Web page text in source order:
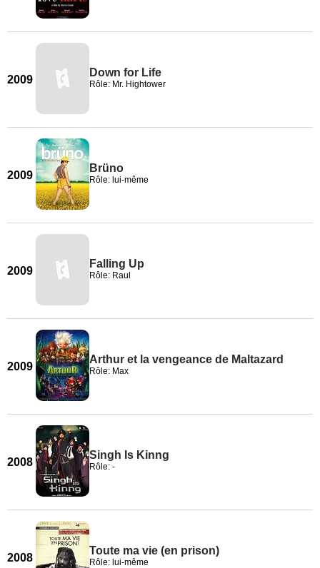
2009
Down for Life
Rôle: Mr. Hightower
2009
Brüno
Rôle: lui-même
2009
Falling Up
Rôle: Raul
2009
Arthur et la vengeance de Maltazard
Rôle: Max
2008
Singh Is Kinng
Rôle: -
2008
Toute ma vie (en prison)
Rôle: lui-même